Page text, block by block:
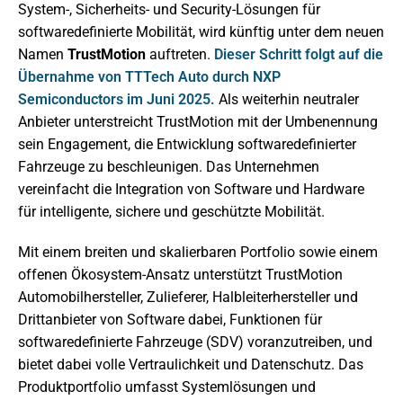
System-, Sicherheits- und Security-Lösungen für
softwaredefinierte Mobilität, wird künftig unter dem neuen
Namen TrustMotion auftreten. Dieser Schritt folgt auf die
Übernahme von TTTech Auto durch NXP
Semiconductors im Juni 2025. Als weiterhin neutraler
Anbieter unterstreicht TrustMotion mit der Umbenennung
sein Engagement, die Entwicklung softwaredefinierter
Fahrzeuge zu beschleunigen. Das Unternehmen
vereinfacht die Integration von Software und Hardware
für intelligente, sichere und geschützte Mobilität.
Mit einem breiten und skalierbaren Portfolio sowie einem
offenen Ökosystem-Ansatz unterstützt TrustMotion
Automobilhersteller, Zulieferer, Halbleiterhersteller und
Drittanbieter von Software dabei, Funktionen für
softwaredefinierte Fahrzeuge (SDV) voranzutreiben, und
bietet dabei volle Vertraulichkeit und Datenschutz. Das
Produktportfolio umfasst Systemlösungen und